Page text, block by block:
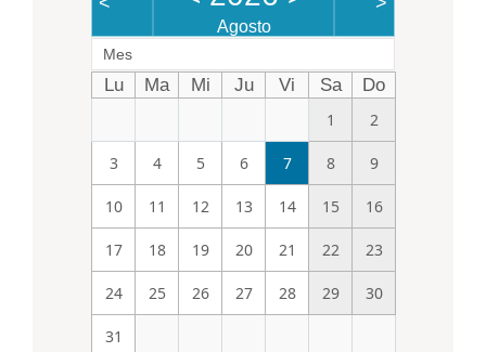
Agosto
Mes
Lu Ma Mi Ju Vi Sa
Do
1
2
3 4 5 6 7 8 9
10 11 12 13 14 15 16
17 18 19 20 21 22 23
24 25 26 27 28 29 30
31